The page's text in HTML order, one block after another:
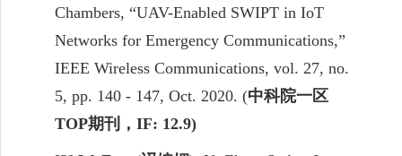
Chambers, “UAV-Enabled SWIPT in IoT
Networks for Emergency Communications,”
IEEE Wireless Communications, vol. 27, no.
5, pp. 140 - 147, Oct. 2020. (中科院一区
TOP期刊， IF: 12.9)